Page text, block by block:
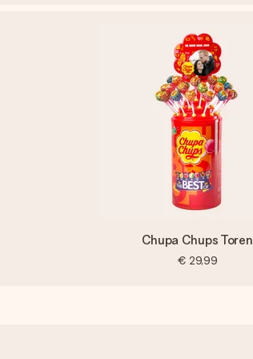
Chupa Chups Toren
€ 29,99